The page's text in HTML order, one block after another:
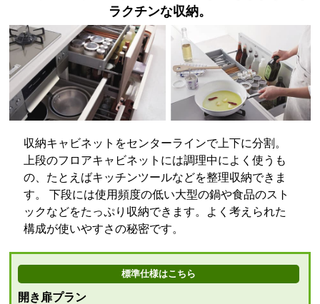
スタンダードプロペラファ
ン 間口75cm 全高70cm ブ
ラック
標準仕様モデル
開き扉
標準仕様モデル
吊戸棚
ラクチンな収納。
収納キャビネットをセンターラインで上下に分割。
上段のフロアキャビネットには調理中によく使うも
の、たとえばキッチンツールなどを整理収納できま
す。 下段には使用頻度の低い大型の鍋や食品のスト
ックなどをたっぷり収納できます。よく考えられた
構成が使いやすさの秘密です。
標準仕様はこちら
開き扉プラン